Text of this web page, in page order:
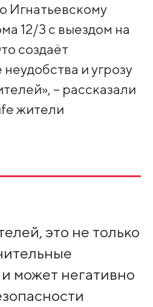
Игнатьевскому
12/3 с выездом на
создаёт
и угрозу
– рассказали
жители
это не только
может негативно